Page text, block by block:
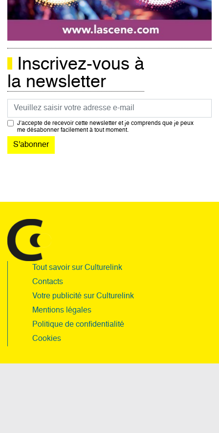
Inscrivez-vous à
la newsletter
Courriel
J’accepte de recevoir cette newsletter et je comprends que je peux
me désabonner facilement à tout moment.
Tout savoir sur Culturelink
Contacts
Votre publicité sur Culturelink
Mentions légales
Politique de confidentialité
Cookies